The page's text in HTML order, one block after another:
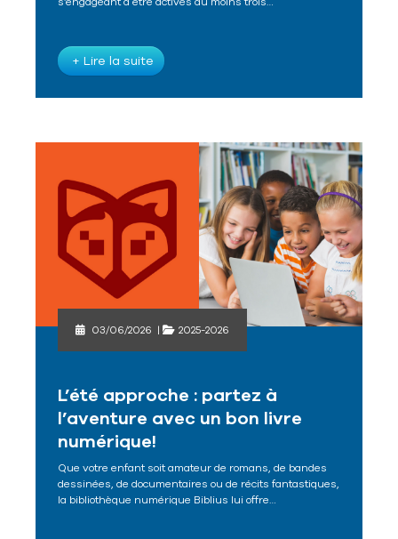
+ Lire la suite
03/06/2026 | 2025-2026
L’été approche : partez à
l’aventure avec un bon livre
numérique!
Que votre enfant soit amateur de romans, de bandes
dessinées, de documentaires ou de récits fantastiques,
la bibliothèque numérique Biblius lui offre…